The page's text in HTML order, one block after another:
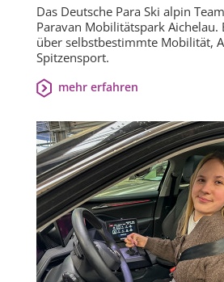
Das Deutsche Para Ski alpin
Paravan Mobilitätspark Aichelau.
über selbstbestimmte Mobilität,
Spitzensport.
mehr erfahren